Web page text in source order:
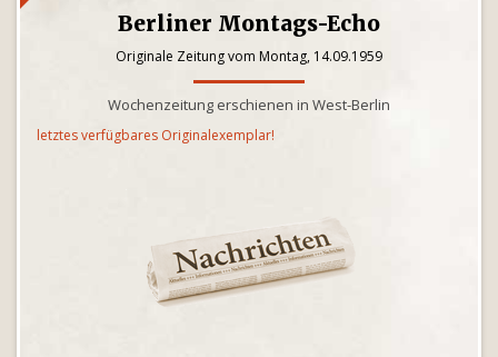
Berliner Montags-Echo
Originale Zeitung vom Montag, 14.09.1959
Wochenzeitung erschienen in West-Berlin
letztes verfügbares Originalexemplar!